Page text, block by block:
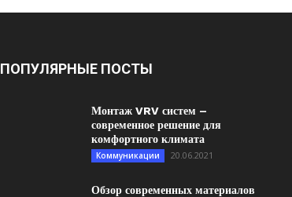
ПОПУЛЯРНЫЕ ПОСТЫ
Монтаж VRV систем –
современное решение для
комфортного климата
Коммуникации 20.06.2021
Обзор современных материалов